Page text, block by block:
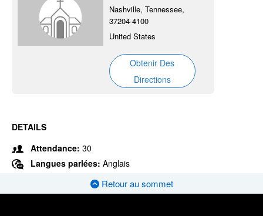
Nashville, Tennessee,
37204-4100
United States
Obtenir Des
Directions
DETAILS
Attendance: 30
Langues parlées: Anglais
Retour au sommet